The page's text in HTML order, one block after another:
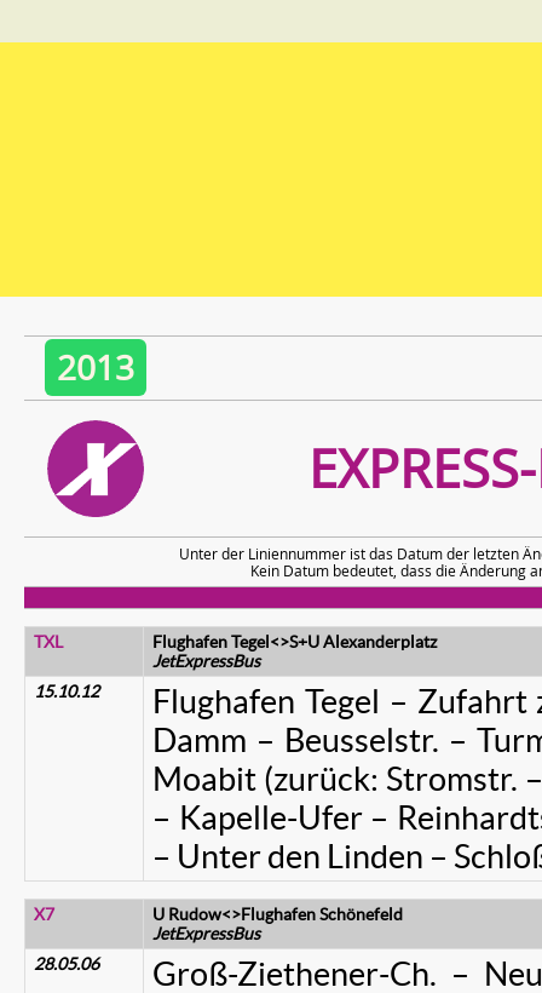
2013
Unter der Liniennummer ist das Datum der letzten
Kein Datum bedeutet, dass die Änderung
TXL
Flughafen Tegel<>S+U Alexanderplatz
JetExpressBus
15.10.12
Flughafen Tegel –
Damm – Beusselstr. –
Moabit (zurück: Stromstr.
– Kapelle-Ufer –
– Unter den Linden –
X7
U Rudow<>Flughafen Schönefeld
JetExpressBus
28.05.06
Groß-Ziethener-Ch. –